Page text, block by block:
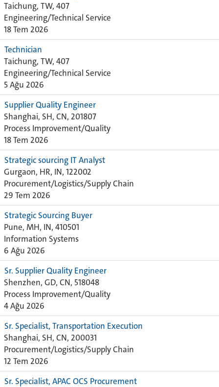
Taichung, TW, 407
Engineering/Technical Service
18 Tem 2026
Technician
Taichung, TW, 407
Engineering/Technical Service
5 Ağu 2026
Supplier Quality Engineer
Shanghai, SH, CN, 201807
Process Improvement/Quality
18 Tem 2026
Strategic sourcing IT Analyst
Gurgaon, HR, IN, 122002
Procurement/Logistics/Supply Chain
29 Tem 2026
Strategic Sourcing Buyer
Pune, MH, IN, 410501
Information Systems
6 Ağu 2026
Sr. Supplier Quality Engineer
Shenzhen, GD, CN, 518048
Process Improvement/Quality
4 Ağu 2026
Sr. Specialist, Transportation Execution
Shanghai, SH, CN, 200031
Procurement/Logistics/Supply Chain
12 Tem 2026
Sr. Specialist, APAC OCS Procurement